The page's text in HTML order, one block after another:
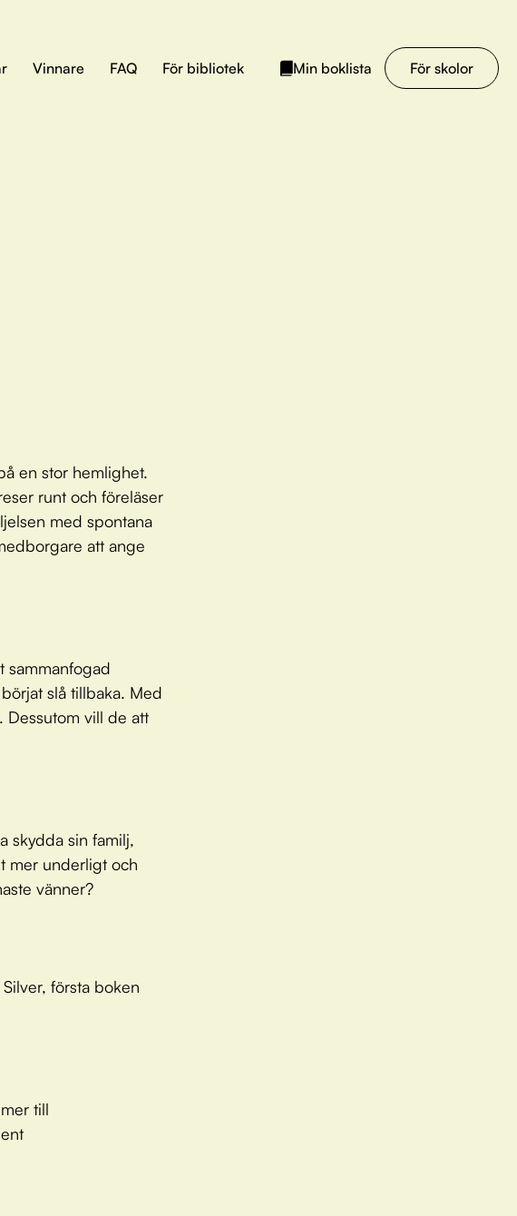
Vinnare FAQ För bibliotek Min boklista För skolor
en stor hemlighet.
runt och föreläser
med spontana
att ange
sammanfogad
slå tillbaka. Med
Dessutom vill de att
skydda sin familj,
mer underligt och
vänner?
första boken
till